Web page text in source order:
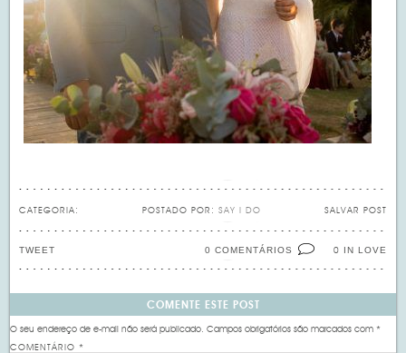
CATEGORIA: SALVAR POST
POSTADO POR: SAY I DO
0 IN LOVE
0 COMENTÁRIOS
TWEET
COMENTE ESTE POST
O seu endereço de e-mail não será publicado. Campos obrigatórios são marcados com*
COMENTÁRIO*